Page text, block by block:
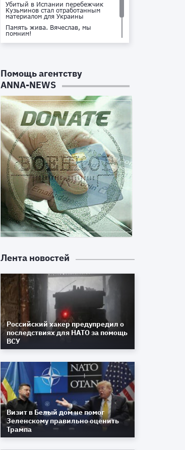
Убитый в Испании перебежчик
Кузьминов стал отработанным
материалом для Украины
Память жива. Вячеслав, мы
помним!
Не доставайся ты никому!
Помощь агентству
ANNA-NEWS
Лента новостей
Российский хакер предупредил о
последствиях для НАТО за помощь
ВСУ
Визит в Белый дом не помог
Зеленскому правильно оценить
Трампа